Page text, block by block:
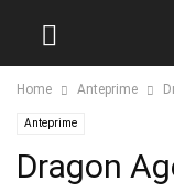
Home Anteprime
Anteprime
Dragon